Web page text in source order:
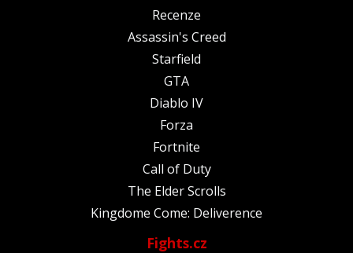
Recenze
Assassin's Creed
Starfield
GTA
Diablo IV
Forza
Fortnite
Call of Duty
The Elder Scrolls
Kingdome Come: Deliverence
Fights.cz